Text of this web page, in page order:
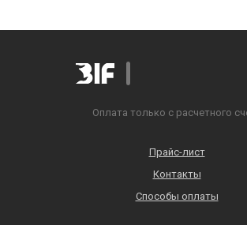
Оплата только с расчетного
Прайс-лист
Контакты
Способы оплаты